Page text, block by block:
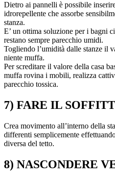
Dietro ai pannelli è possibile
idrorepellente che assorbe
stanza.
E’ un ottima soluzione per i bagni
restano sempre parecchio umidi.
Togliendo l’umidità dalle stanze il
niente muffa.
Per screditare il valore della casa
muffa rovina i mobili, realizza
parecchio tossica.
7) FARE IL
Crea movimento all’interno della
differenti semplicemente
diversa del tetto.
8) NASCONDERE